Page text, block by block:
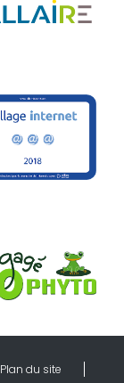
Plan du site